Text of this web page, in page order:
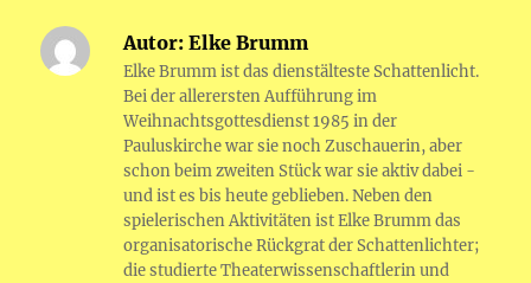
b
r
A
p
p
er n
g
er
F
n
y
e
g
re
e
m
a
ll
o
er
h
at
G n
Autor: Elke Brumm
Elke Brumm ist das dienstälteste Schattenlicht.
Bei der allerersten Aufführung im
Weihnachtsgottesdienst 1985 in der
Pauluskirche war sie noch Zuschauerin, aber
schon beim zweiten Stück war sie aktiv dabei -
und ist es bis heute geblieben. Neben den
spielerischen Aktivitäten ist Elke Brumm das
organisatorische Rückgrat der Schattenlichter;
die studierte Theaterwissenschaftlerin und